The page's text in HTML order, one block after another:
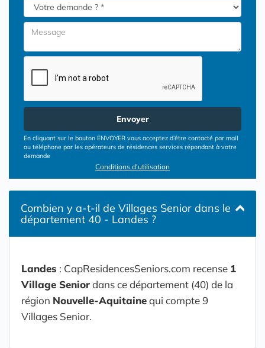
Envoyer
En cliquant sur le bouton ENVOYER vous acceptez d’être contacté par mail
ou téléphone par les opérateurs de résidences services répondant à votre
demande
Conditions d'utilisation
Combien y a-t-il de Villages Senior dans le
département 40 - Landes ?
Landes : CapResidencesSeniors.com recense 1
Village Seniordans ce département (40) de la
région Nouvelle-Aquitainequi compte 9
Villages Senior.